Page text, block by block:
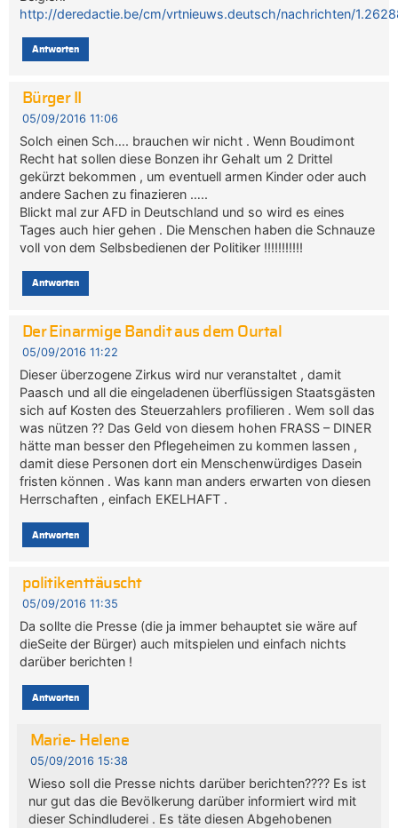
http://deredactie.be/cm/vrtnieuws.deutsch/nachrichten/
Antworten
Bürger II
05/09/2016 11:06
Solch einen Sch…. brauchen wir nicht . Wenn Boudimont
Recht hat sollen diese Bonzen ihr Gehalt um 2 Drittel
gekürzt bekommen , um eventuell armen Kinder oder auch
andere Sachen zu finazieren …..
Blickt mal zur AFD in Deutschland und so wird es eines
Tages auch hier gehen . Die Menschen haben die Schnauze
voll von dem Selbsbedienen der Politiker !!!!!!!!!!!
Antworten
Der Einarmige Bandit aus dem Ourtal
05/09/2016 11:22
Dieser überzogene Zirkus wird nur veranstaltet , damit
Paasch und all die eingeladenen überflüssigen Staatsgästen
sich auf Kosten des Steuerzahlers profilieren . Wem soll das
was nützen ?? Das Geld von diesem hohen FRASS – DINER
hätte man besser den Pflegeheimen zu kommen lassen ,
damit diese Personen dort ein Menschenwürdiges Dasein
fristen können . Was kann man anders erwarten von diesen
Herrschaften , einfach EKELHAFT .
Antworten
politikenttäuscht
05/09/2016 11:35
Da sollte die Presse (die ja immer behauptet sie wäre auf
dieSeite der Bürger) auch mitspielen und einfach nichts
darüber berichten !
Antworten
Marie- Helene
05/09/2016 15:38
Wieso soll die Presse nichts darüber berichten???? Es ist
nur gut das die Bevölkerung darüber informiert wird mit
dieser Schindluderei . Es täte diesen Abgehobenen